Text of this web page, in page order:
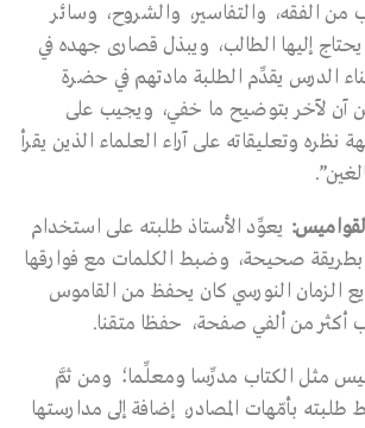
من الفقه، والتفاسير، والشروح، وسائر
يحتاج إليها الطالب، ويبذل قصارى جهده في
الدرس يقدِّم الطلبة مادتهم في حضرة
آن لآخر بتوضيح ما خفي، ويجيب على
وتعليقاته على آراء العلماء الذين يقرأ
: يعوِّد الأستاذ طلبته على استخدام
بطريقة صحيحة، وضبط الكلمات مع فوارقها
الزمان النورسي كان يحفظ من القاموس
أكثر من ألفي صفحة، حفظا متقنا.
مثل الكتاب مدرِّسا ومعلِّما؛ ومن ثمَّ
بأمّهات المصادر، إضافة إلى مدارستها